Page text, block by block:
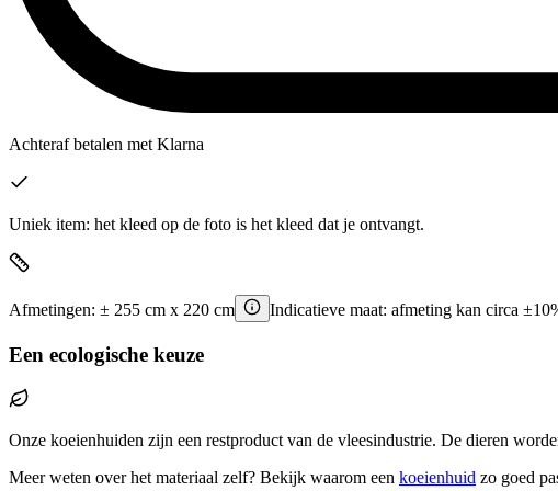
Achteraf betalen met Klarna
Uniek item: het kleed op de foto is het kleed dat je ontvangt.
Afmetingen: ± 255 cm x 220 cm Indicatieve maat: afmeting kan circa
Een ecologische keuze
Onze koeienhuiden zijn een restproduct van de vleesindustrie. De dieren
Meer weten over het materiaal zelf? Bekijk waarom een koeienhuid zo goed